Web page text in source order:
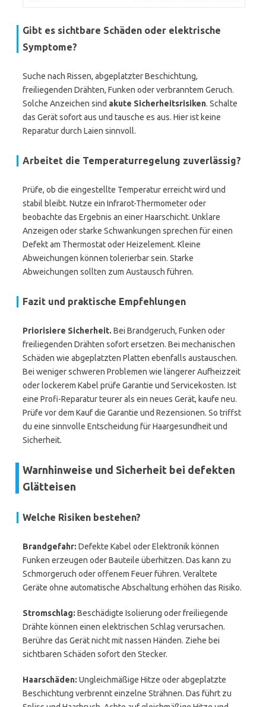
Gibt es sichtbare Schäden oder elektrische
Symptome?
Suche nach Rissen, abgeplatzter Beschichtung,
freiliegenden Drähten, Funken oder verbranntem Geruch.
Solche Anzeichen sind akute Sicherheitsrisiken. Schalte
das Gerät sofort aus und tausche es aus. Hier ist keine
Reparatur durch Laien sinnvoll.
Arbeitet die Temperaturregelung zuverlässig?
Prüfe, ob die eingestellte Temperatur erreicht wird und
stabil bleibt. Nutze ein Infrarot-Thermometer oder
beobachte das Ergebnis an einer Haarschicht. Unklare
Anzeigen oder starke Schwankungen sprechen für einen
Defekt am Thermostat oder Heizelement. Kleine
Abweichungen können tolerierbar sein. Starke
Abweichungen sollten zum Austausch führen.
Fazit und praktische Empfehlungen
Priorisiere Sicherheit. Bei Brandgeruch, Funken oder
freiliegenden Drähten sofort ersetzen. Bei mechanischen
Schäden wie abgeplatzten Platten ebenfalls austauschen.
Bei weniger schweren Problemen wie längerer Aufheizzeit
oder lockerem Kabel prüfe Garantie und Servicekosten. Ist
eine Profi-Reparatur teurer als ein neues Gerät, kaufe neu.
Prüfe vor dem Kauf die Garantie und Rezensionen. So triffst
du eine sinnvolle Entscheidung für Haargesundheit und
Sicherheit.
Warnhinweise und Sicherheit bei defekten
Glätteisen
Welche Risiken bestehen?
Brandgefahr: Defekte Kabel oder Elektronik können
Funken erzeugen oder Bauteile überhitzen. Das kann zu
Schmorgeruch oder offenem Feuer führen. Veraltete
Geräte ohne automatische Abschaltung erhöhen das Risiko.
Stromschlag: Beschädigte Isolierung oder freiliegende
Drähte können einen elektrischen Schlag verursachen.
Berühre das Gerät nicht mit nassen Händen. Ziehe bei
sichtbaren Schäden sofort den Stecker.
Haarschäden: Ungleichmäßige Hitze oder abgeplatzte
Beschichtung verbrennt einzelne Strähnen. Das führt zu